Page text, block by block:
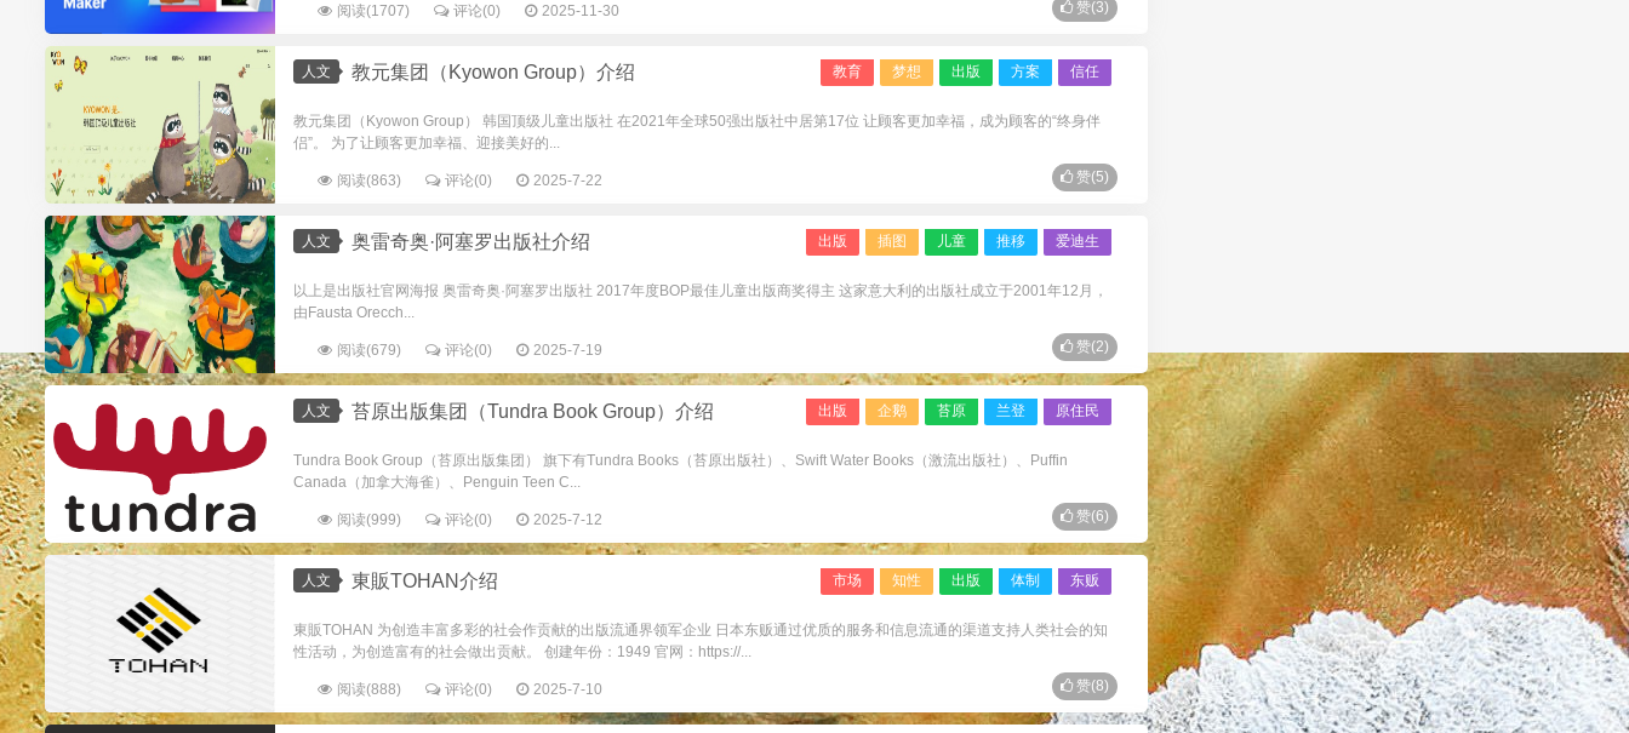
阅读(1707) 评论(0) 2025-11-30 赞(3)
人文 教育 梦想 出版 方案 信任
教元集团（Kyowon Group）介绍
教元集团（Kyowon Group） 韩国顶级儿童出版社 在2021年全球50强出版社中居第17位 让顾客更加幸福，成为顾客的“终身伴
侣”。 为了让顾客更加幸福、迎接美好的...
阅读(863) 评论(0) 2025-7-22 赞(5)
人文 出版 插图 儿童 推移 爱迪生
奥雷奇奥·阿塞罗出版社介绍
以上是出版社官网海报 奥雷奇奥·阿塞罗出版社 2017年度BOP最佳儿童出版商奖得主 这家意大利的出版社成立于2001年12月，
由Fausta Orecch...
阅读(679) 评论(0) 2025-7-19 赞(2)
人文 出版 企鹅 苔原 兰登 原住民
苔原出版集团（Tundra Book Group）介绍
Tundra Book Group（苔原出版集团） 旗下有Tundra Books（苔原出版社）、Swift Water Books（激流出版社）、Puffin
Canada（加拿大海雀）、Penguin Teen C...
阅读(999) 评论(0) 2025-7-12 赞(6)
人文 市场 知性 出版 体制 东贩
東販TOHAN介绍
東販TOHAN 为创造丰富多彩的社会作贡献的出版流通界领军企业 日本东贩通过优质的服务和信息流通的渠道支持人类社会的知
性活动，为创造富有的社会做出贡献。 创建年份：1949 官网：https://...
阅读(888) 评论(0) 2025-7-10 赞(8)